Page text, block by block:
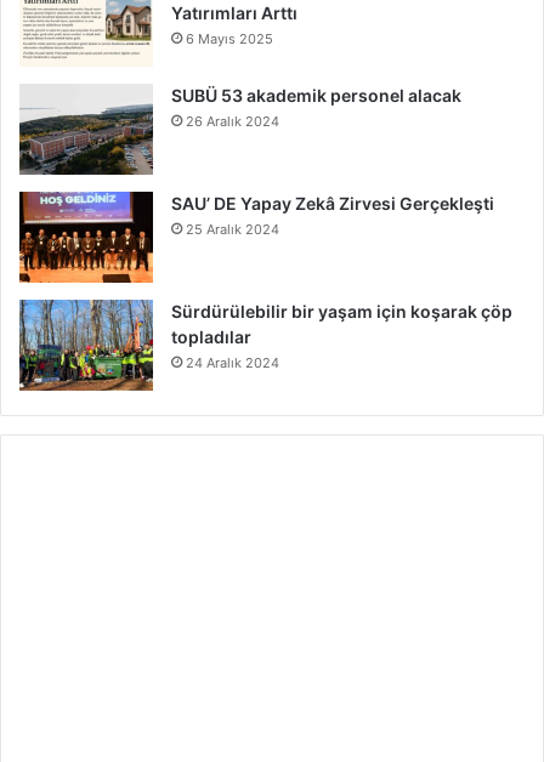
Yatırımları Arttı
6 Mayıs 2025
SUBÜ 53 akademik personel alacak
26 Aralık 2024
SAU’ DE Yapay Zekâ Zirvesi Gerçekleşti
25 Aralık 2024
Sürdürülebilir bir yaşam için koşarak çöp
topladılar
24 Aralık 2024